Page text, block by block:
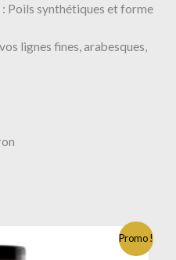
Poils synthétiques et forme
lignes fines, arabesques,
Promo !